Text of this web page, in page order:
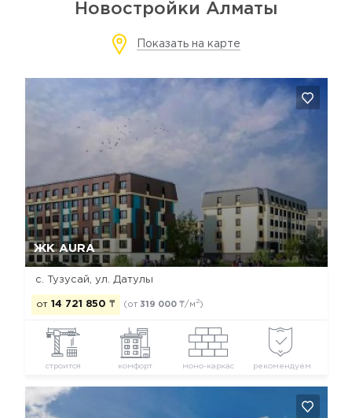
Новостройки Алматы
Показать на карте
ЖК AURA
с. Тузусай, ул. Датулы
от 14 721 850 ₸ (от 319 000 ₸/м 2)
строится комфорт моно-каркас рекомендуем
Да, удалить Отмена